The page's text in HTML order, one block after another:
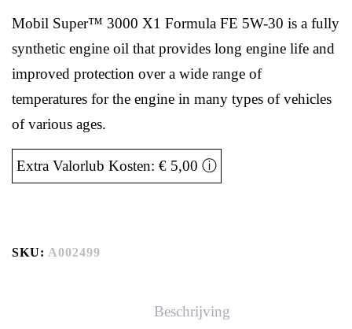
Mobil Super™ 3000 X1 Formula FE 5W-30 is a fully
synthetic engine oil that provides long engine life and
improved protection over a wide range of
temperatures for the engine in many types of vehicles
of various ages.
Extra Valorlub Kosten: € 5,00 ⓘ
SKU: A002499
Beschrijving